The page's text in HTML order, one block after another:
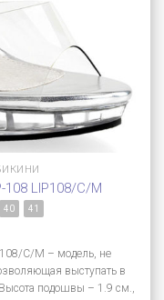
108 LIP108/C/M
40 41
C/M – модель, не
выступать в
подошвы – 1.9 см.,